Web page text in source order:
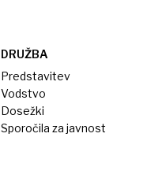
DRUŽBA
Predstavitev
Vodstvo
Dosežki
Sporočila za javnost